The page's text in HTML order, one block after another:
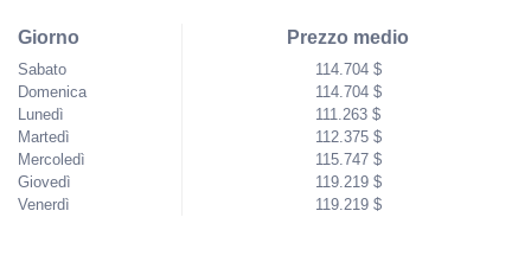
Giorno
Sabato
Domenica
Lunedì
Martedì
Mercoledì
Giovedì
Venerdì
Prezzo medio
114.704 $
114.704 $
111.263 $
112.375 $
115.747 $
119.219 $
119.219 $